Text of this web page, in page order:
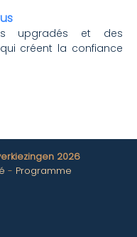
upgradés et des
créent la confiance
2026
Programme